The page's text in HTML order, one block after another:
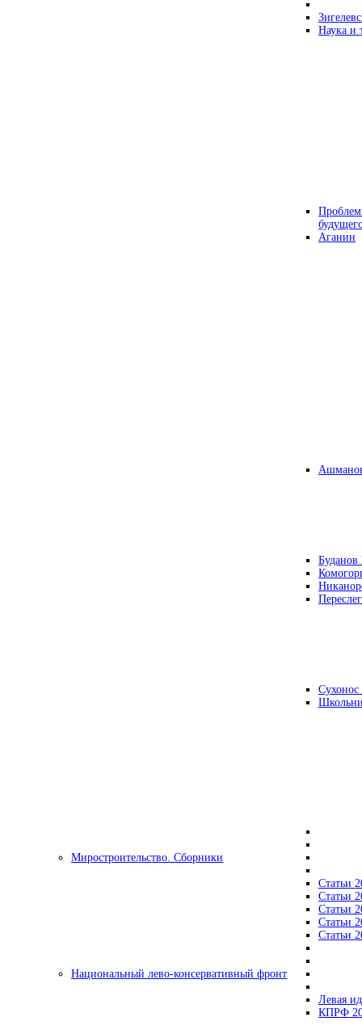
Наука и
Аганин
Буданов
Миростроительство. Сборники
Статьи
Статьи
Статьи
Статьи
Статьи
Национальный лево-консервативный фронт
Левая
КПРФ